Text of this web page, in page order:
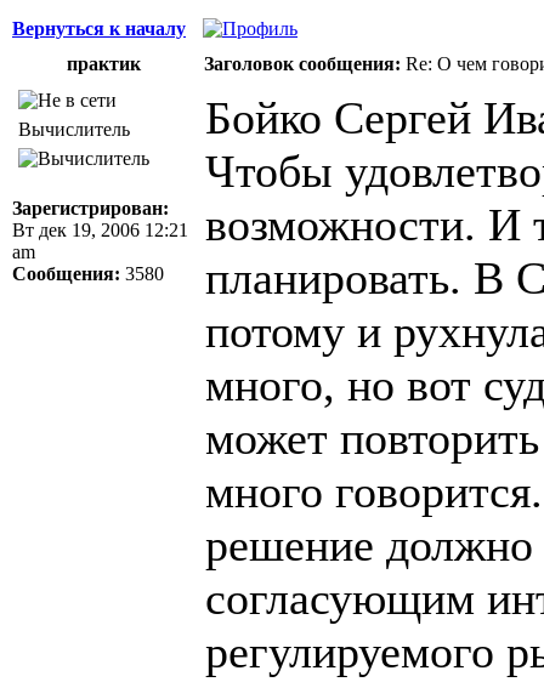
Вернуться к началу
практик
Заголовок сообщения: Re: О чем
Вычислитель
Зарегистрирован:
Вт дек 19, 2006 12:21
am
Сообщения: 3580
Бойко Сергей
Чтобы
возможности. И
планировать. В
потому и
много, но вот
может
много
решение
согласующим
регулируемого